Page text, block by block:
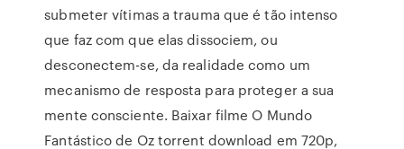
submeter vítimas a trauma que é tão intenso
que faz com que elas dissociem, ou
desconectem-se, da realidade como um
mecanismo de resposta para proteger a sua
mente consciente. Baixar filme O Mundo
Fantástico de Oz torrent download em 720p,